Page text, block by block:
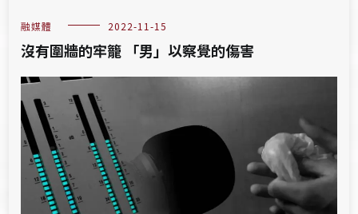
融媒體 2022-11-15
沒有圍牆的牢籠 「男」以察覺的傷害